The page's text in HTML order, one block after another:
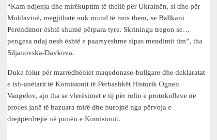
“Kam ndjenja dhe mirëkuptim të thellë për Ukrainën, si dhe për
Moldavinë, megjithatë nuk mund të mos them, se Ballkani
Perëndimor është shumë përpara tyre. Skriningu tregon se…
pengesa ndaj nesh është e paarsyeshme sipas mendimit tim”, tha
Siljanovska-Davkova.
Duke folur për marrëdhëniet maqedonase-bullgare dhe deklaratat
e ish-anëtarit të Komisionit të Përbashkët Historik Ognen
Vangelov, ajo tha se vlerësimet e tij për rolin e protokolleve në
proces janë të bazuara mirë dhe burojnë nga përvoja e
drejtpërdrejtë në punën e Komisionit.